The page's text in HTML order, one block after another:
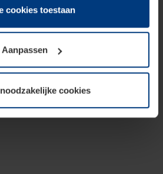
om cookies op uw computer
noodzakelijk is. Voor alle andere
toestemming vereist. Uw
elk moment bij de uitleg van de
cookies toestaan
Aanpassen
cookies